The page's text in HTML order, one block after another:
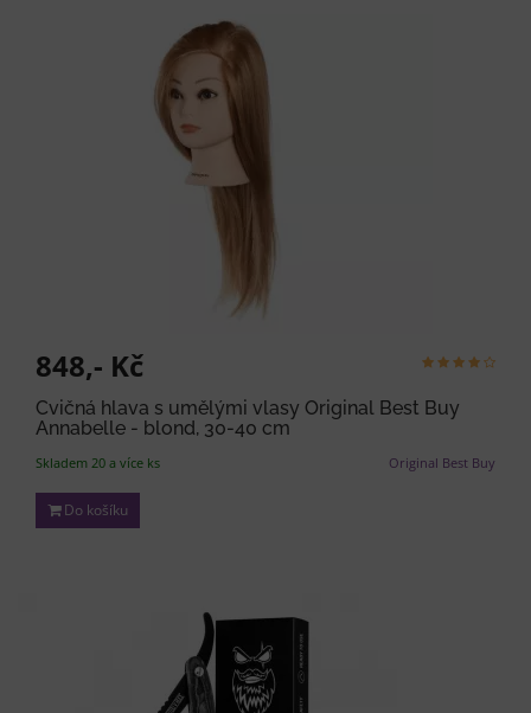
848,- Kč
Cvičná hlava s umělými vlasy Original Best Buy
Annabelle - blond, 30-40 cm
Original Best Buy
Skladem 20 a více ks
Do košíku